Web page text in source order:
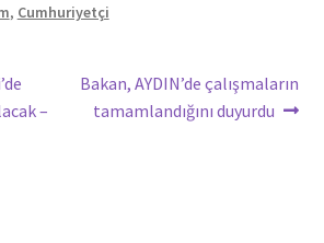
, Cumhuriyetçi
–
Sonraki
yazı:
Bakan, AYDIN’de çalışmaların
tamamlandığını duyurdu